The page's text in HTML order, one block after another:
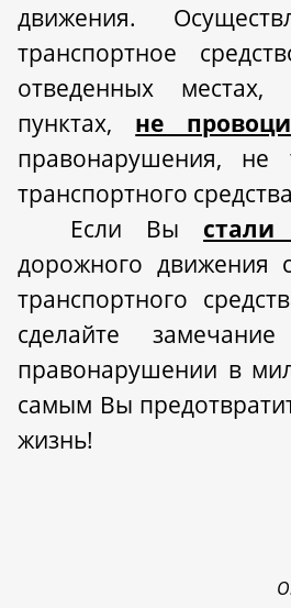
движения.
транспортное
отведенных
пунктах, не
правонарушения, не
транспортного
Если Вы стали
дорожного движения
транспортного
сделайте
правонарушении в
самым Вы
жизнь!